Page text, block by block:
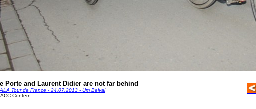
Porte and Laurent Didier are not far behind
Tour de France - 24.07.2013 - Um Belval
Contern